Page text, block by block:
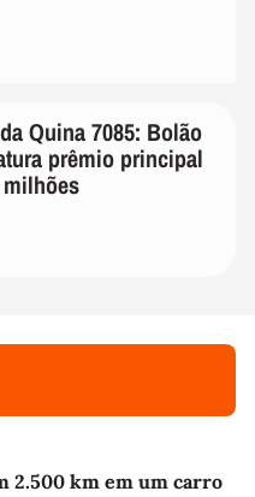
Quina 7085: Bolão
prêmio principal
milhões
2.500 km em um carro